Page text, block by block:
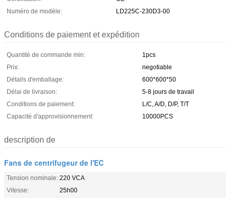
Numéro de modèle:
LD225C-230D3-00
Conditions de paiement et expédition
Quantité de commande min:
1pcs
Prix:
negotiable
Détails d'emballage:
600*600*50
Délai de livraison:
5-8 jours de travail
Conditions de paiement:
L/C, A/D, D/P, T/T
Capacité d'approvisionnement:
10000PCS
description de
Fans de centrifugeur de l'EC
Tension nominale: 220 VCA
Vitesse:
25h00